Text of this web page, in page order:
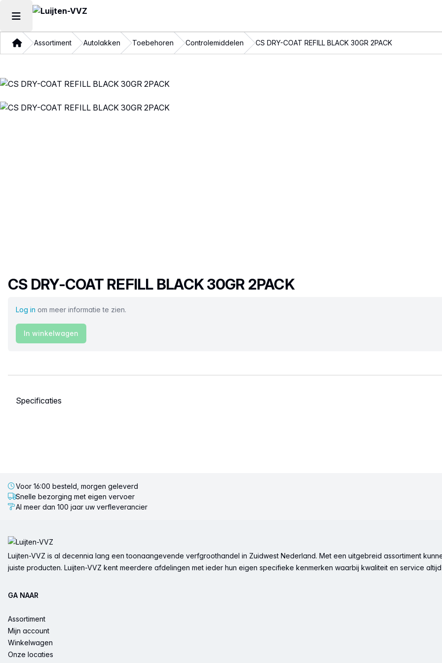
Hoofdmenu openen
ThuisAssortiment Autolakken Toebehoren Controlemiddelen CS DRY-COAT REFILL BLACK 30GR 2PACK
Productnaam
CS DRY-COAT REFILL BLACK 30GR 2PACK
Log in om meer informatie te zien.
In winkelwagen
Selecteer een tabblad
Voor 16:00 besteld, morgen geleverd
Snelle bezorging met eigen vervoer
Al meer dan 100 jaar uw verfleverancier
Luijten-VVZ is al decennia lang een toonaangevende verfgroothandel in Zuidwest Nederland. Met een uitgebreid assortiment
juiste producten. Luijten-VVZ kent meerdere afdelingen met ieder hun eigen specifieke kenmerken waarbij kwaliteit en service
GA NAAR
Assortiment
Mijn account
Winkelwagen
Onze locaties